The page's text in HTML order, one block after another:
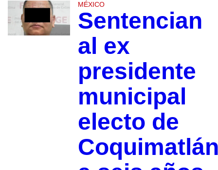
MÉXICO
Sentencian
al ex
presidente
municipal
electo de